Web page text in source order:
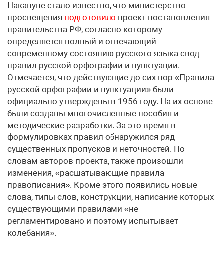
Накануне стало известно, что министерство
просвещения подготовило проект постановления
правительства РФ, согласно которому
определяется полный и отвечающий
современному состоянию русского языка свод
правил русской орфографии и пунктуации.
Отмечается, что действующие до сих пор «Правила
русской орфографии и пунктуации» были
официально утверждены в 1956 году. На их основе
были созданы многочисленные пособия и
методические разработки. За это время в
формулировках правил обнаружился ряд
существенных пропусков и неточностей. По
словам авторов проекта, также произошли
изменения, «расшатывающие правила
правописания». Кроме этого появились новые
слова, типы слов, конструкции, написание которых
существующими правилами «не
регламентировано и поэтому испытывает
колебания».